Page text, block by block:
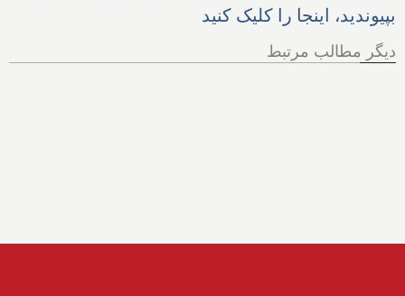
بپیوندید، اینجا را کلیک کنید
دیگر مطالب مرتبط